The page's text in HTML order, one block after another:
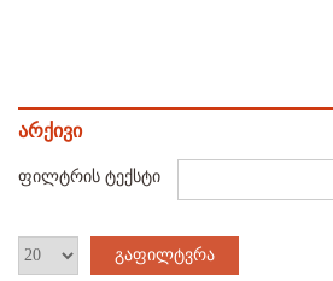
არქივი
ფილტრის ტექსტი
გაფილტვრა